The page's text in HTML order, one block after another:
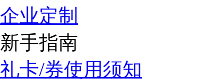
企业定制
新手指南
礼卡/券使用须知